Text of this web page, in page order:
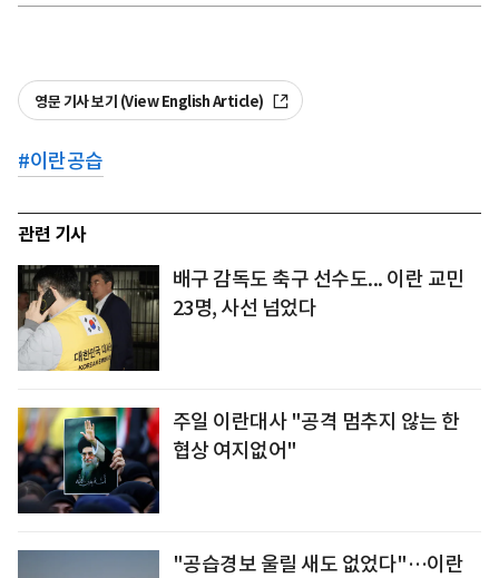
영문 기사 보기 (View English Article)
#이란공습
관련 기사
배구 감독도 축구 선수도... 이란 교민
23명, 사선 넘었다
주일 이란대사 "공격 멈추지 않는 한
협상 여지없어"
"공습경보 울릴 새도 없었다"…이란